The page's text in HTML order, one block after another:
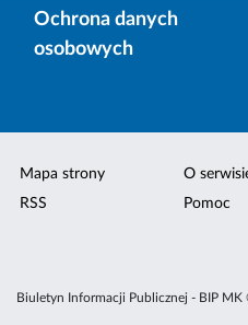
Ochrona danych
osobowych
Mapa strony
RSS
O
Pomoc
Biuletyn Informacji Publicznej - BIP